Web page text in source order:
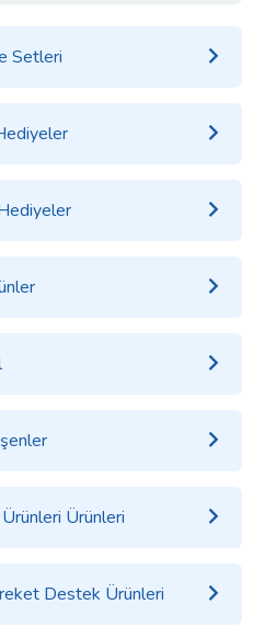
Setleri
Ürünleri
Destek Ürünleri